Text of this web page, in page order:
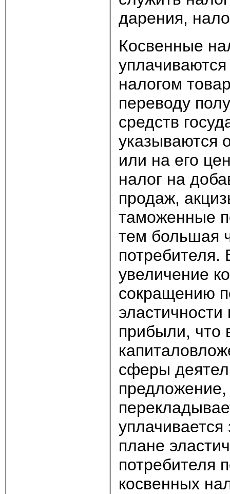
дарения,
Косвенные
налогом
переводу
средств
указываются
или на его
налог на
продаж,
таможенные
тем большая
потребителя.
увеличение
сокращению
прибыли, что
сферы
плане
потребителя
косвенных